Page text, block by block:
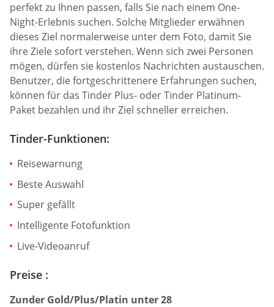
perfekt zu Ihnen passen, falls Sie nach einem One-
Night-Erlebnis suchen. Solche Mitglieder erwähnen
dieses Ziel normalerweise unter dem Foto, damit Sie
ihre Ziele sofort verstehen. Wenn sich zwei Personen
mögen, dürfen sie kostenlos Nachrichten austauschen.
Benutzer, die fortgeschrittenere Erfahrungen suchen,
können für das Tinder Plus- oder Tinder Platinum-
Paket bezahlen und ihr Ziel schneller erreichen.
Tinder-Funktionen:
Reisewarnung
Beste Auswahl
Super gefällt
Intelligente Fotofunktion
Live-Videoanruf
Preise :
Zunder Gold/Plus/Platin unter 28